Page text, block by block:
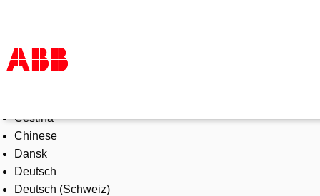
Products & Solutions
Industries
Services
About us
Where to buy
Čeština
Chinese
Dansk
Deutsch
Deutsch (Schweiz)